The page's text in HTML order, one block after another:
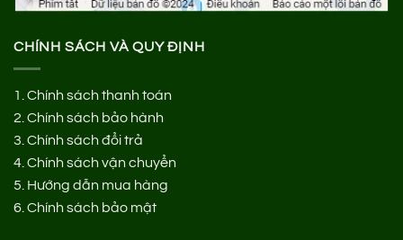
CHÍNH SÁCH VÀ QUY ĐỊNH
1.Chính sách thanh toán
2.Chính sách bảo hành
3.Chính sách đổi trả
4.Chính sách vận chuyển
5. Hướng dẫn mua hàng
6.Chính sách bảo mật